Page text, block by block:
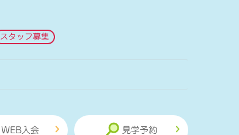
スタッフ募集
WEB入会 見学予約